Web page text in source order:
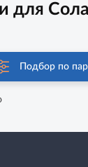
для
Подбор по